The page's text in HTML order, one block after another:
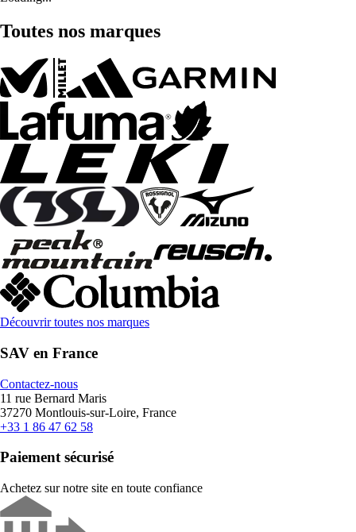
Toutes nos marques
Découvrir toutes nos marques
SAV en France
Contactez-nous
11 rue Bernard Maris
37270 Montlouis-sur-Loire, France
+33 1 86 47 62 58
Paiement sécurisé
Achetez sur notre site en toute confiance